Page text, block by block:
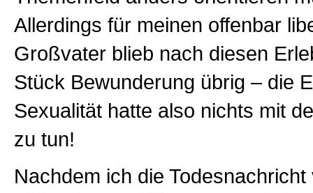
Allerdings für meinen offenbar
Großvater blieb nach diesen
Stück Bewunderung übrig – die
Sexualität hatte also nichts mit
zu tun!
Nachdem ich die